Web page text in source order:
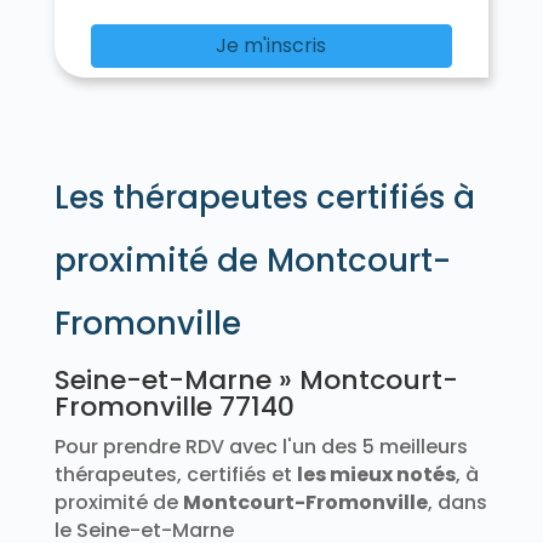
Chalmaison 77650
Chambry 77910
Chamigny 77260
Champagne-sur-Seine 77430
Changis-sur-Marne 77660
Chanteloup-en-Brie 77600
La Chapelle-Gauthier 77720
La Chapelle-Iger 77540
La Chapelle-Moutils 77320
La Chapelle-Saint-Sulpice 77160
Les Chapelles-Bourbon 77610
Charmentray 77410
Charny 77410
Chartrettes 77590
Chartronges 77320
Châteaubleau 77370
Château-Landon 77570
Le Châtelet-en-Brie 77820
Je m'inscris
Les thérapeutes certifiés à
proximité de Montcourt-
Fromonville
Seine-et-Marne » Montcourt-
Fromonville 77140
Pour prendre RDV avec l'un des 5 meilleurs
thérapeutes, certifiés et les mieux notés, à
proximité de Montcourt-Fromonville, dans
le Seine-et-Marne